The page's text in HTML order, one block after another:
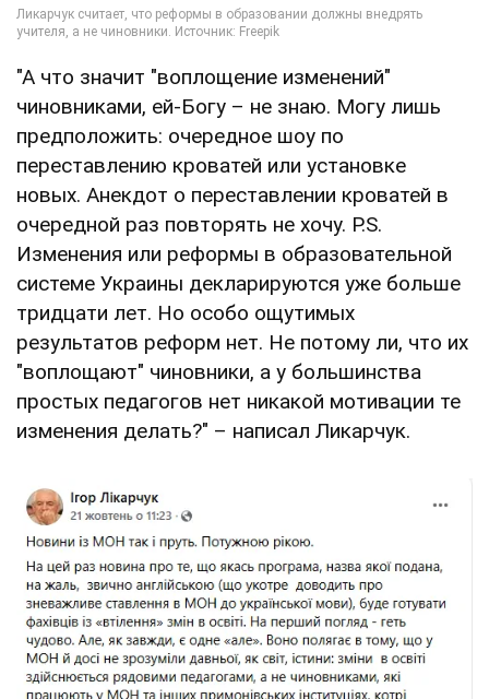
"А что значит "воплощение изменений"
чиновниками, ей-Богу – не знаю. Могу лишь
предположить: очередное шоу по
переставлению кроватей или установке
новых. Анекдот о переставлении кроватей в
очередной раз повторять не хочу. P.S.
Изменения или реформы в образовательной
системе Украины декларируются уже больше
тридцати лет. Но особо ощутимых
результатов реформ нет. Не потому ли, что их
"воплощают" чиновники, а у большинства
простых педагогов нет никакой мотивации те
изменения делать?" – написал Ликарчук.